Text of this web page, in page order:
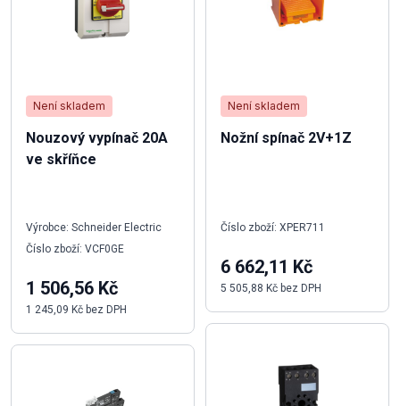
Není skladem
Nouzový vypínač 20A
ve skříňce
Výrobce: Schneider Electric
Číslo zboží: VCF0GE
1 506,56 Kč
1 245,09 Kč bez DPH
Není skladem
Nožní spínač 2V+1Z
Číslo zboží: XPER711
6 662,11 Kč
5 505,88 Kč bez DPH